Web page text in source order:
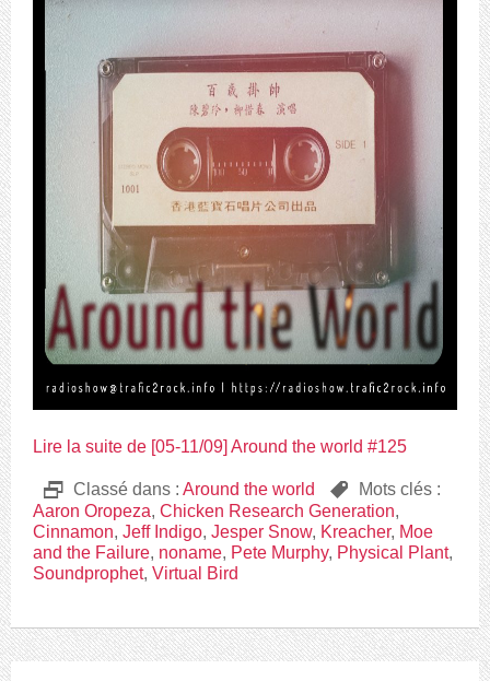
Lire la suite de [05-11/09] Around the world #125
D Classé dans : Around the world ,
Mots clés :
Aaron Oropeza, Chicken Research Generation,
Cinnamon, Jeff Indigo, Jesper Snow, Kreacher, Moe
and the Failure, noname, Pete Murphy, Physical Plant,
Soundprophet, Virtual Bird